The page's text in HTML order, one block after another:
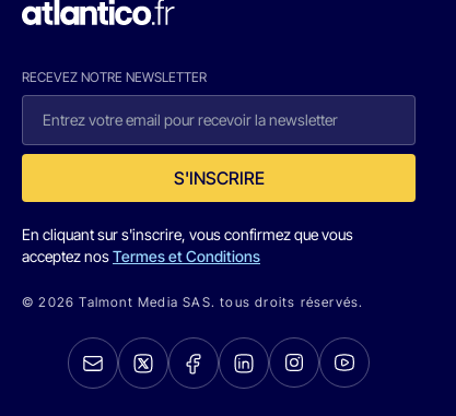
RECEVEZ NOTRE NEWSLETTER
S'INSCRIRE
En cliquant sur s'inscrire, vous confirmez que vous
acceptez nosTermes et Conditions
© 2026 Talmont Media SAS. tous droits réservés.